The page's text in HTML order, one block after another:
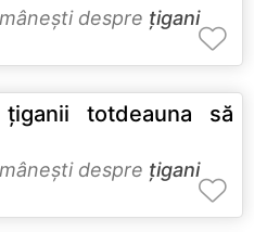
despre țigani
totdeauna să
despre țigani